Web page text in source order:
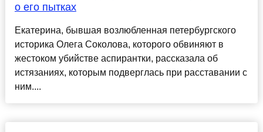
о его пытках
Екатерина, бывшая возлюбленная петербургского
историка Олега Соколова, которого обвиняют в
жестоком убийстве аспирантки, рассказала об
истязаниях, которым подверглась при расставании с
ним....